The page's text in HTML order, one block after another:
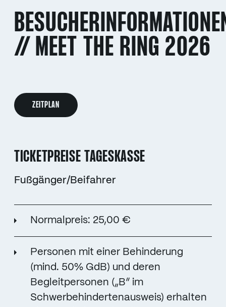
// MEET THE RING 2026
ZEITPLAN
TICKETPREISE TAGESKASSE
Fußgänger/Beifahrer
Normalpreis: 25,00 €
Personen mit einer Behinderung
(mind. 50% GdB) und deren
Begleitpersonen („B“ im
Schwerbehindertenausweis) erhalten